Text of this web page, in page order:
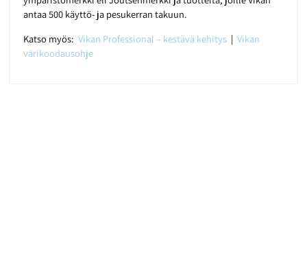
antaa 500 käyttö- ja pesukerran takuun.
Katso myös:Vikan Professional – kestävä kehitys | Vikan
värikoodausohje